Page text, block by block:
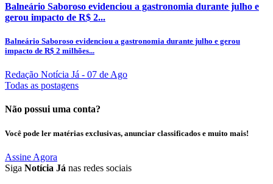
Balneário Saboroso evidenciou a gastronomia durante julho e
gerou impacto de R$ 2...
Balneário Saboroso evidenciou a gastronomia durante julho e gerou
impacto de R$ 2 milhões...
Redação Notícia Já - 07 de Ago
Todas as postagens
Não possui uma conta?
Você pode ler matérias exclusivas, anunciar classificados e muito mais!
Assine Agora
Siga Notícia Já nas redes sociais